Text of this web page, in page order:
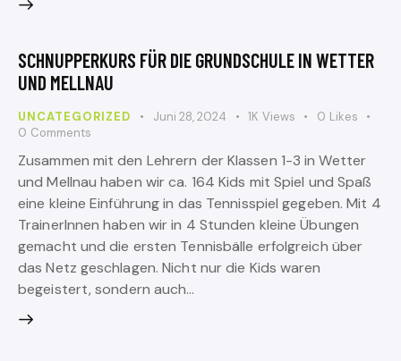
SCHNUPPERKURS FÜR DIE GRUNDSCHULE IN WETTER
UND MELLNAU
UNCATEGORIZED Juni 28, 2024 1K Views 0 Likes
0 Comments
Zusammen mit den Lehrern der Klassen 1-3 in Wetter
und Mellnau haben wir ca. 164 Kids mit Spiel und Spaß
eine kleine Einführung in das Tennisspiel gegeben. Mit 4
TrainerInnen haben wir in 4 Stunden kleine Übungen
gemacht und die ersten Tennisbälle erfolgreich über
das Netz geschlagen. Nicht nur die Kids waren
begeistert, sondern auch…